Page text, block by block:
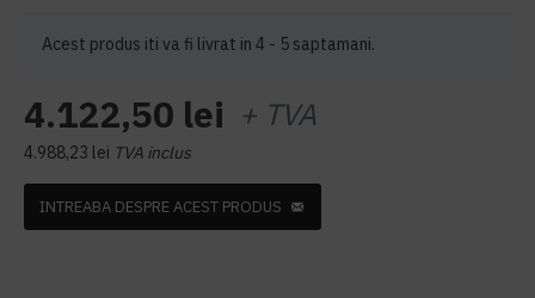
Acest produs iti va fi livrat in 4 - 5 saptamani.
4.122,50 lei + TVA
4.988,23 lei TVA inclus
INTREABA DESPRE ACEST PRODUS